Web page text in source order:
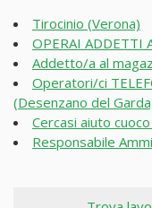
Tirocinio (Verona)
OPERAI ADDETTI
Addetto/a al
Operatori/ci
(Desenzano del
Cercasi aiuto
Responsabile